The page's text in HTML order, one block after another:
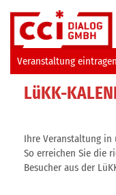
to
content
Veranstaltung eintragen
LüKK-
Ihre Veranstaltung in
So erreichen Sie die
Besucher aus der